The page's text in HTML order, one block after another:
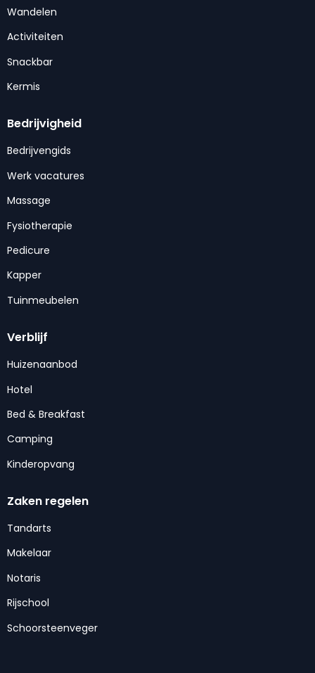
Wandelen
Activiteiten
Snackbar
Kermis
Bedrijvigheid
Bedrijvengids
Werk vacatures
Massage
Fysiotherapie
Pedicure
Kapper
Tuinmeubelen
Verblijf
Huizenaanbod
Hotel
Bed & Breakfast
Camping
Kinderopvang
Zaken regelen
Tandarts
Makelaar
Notaris
Rijschool
Schoorsteenveger